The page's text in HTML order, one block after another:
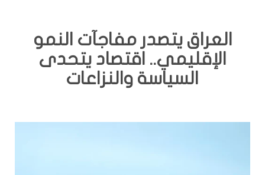
العراق يتصدر مفاجآت النمو
الإقليمي.. اقتصاد يتحدى
السياسة والنزاعات